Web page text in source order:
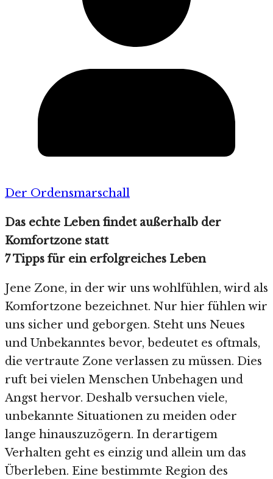
Der Ordensmarschall
Das echte Leben findet außerhalb der
Komfortzone statt
7 Tipps für ein erfolgreiches Leben
Jene Zone, in der wir uns wohlfühlen, wird als
Komfortzone bezeichnet. Nur hier fühlen wir
uns sicher und geborgen. Steht uns Neues
und Unbekanntes bevor, bedeutet es oftmals,
die vertraute Zone verlassen zu müssen. Dies
ruft bei vielen Menschen Unbehagen und
Angst hervor. Deshalb versuchen viele,
unbekannte Situationen zu meiden oder
lange hinauszuzögern. In derartigem
Verhalten geht es einzig und allein um das
Überleben. Eine bestimmte Region des